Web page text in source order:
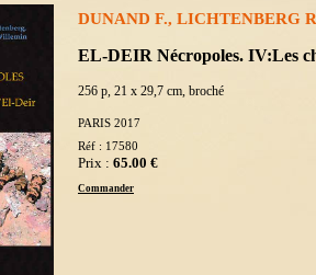
DUNAND F., LICHTENBERG
EL-DEIR Nécropoles. IV:Les
256 p, 21 x 29,7 cm, broché
PARIS 2017
Réf : 17580
Prix : 65.00 €
Commander